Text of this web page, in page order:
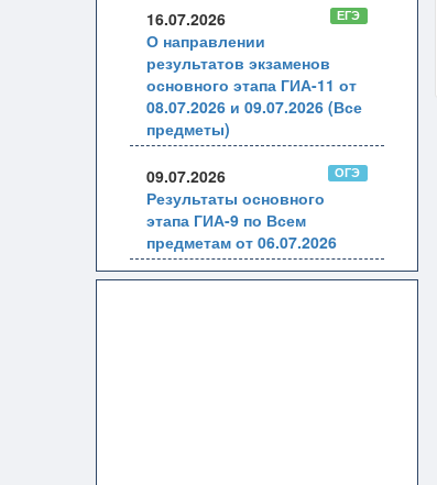
16.07.2026 ЕГЭ
О направлении
результатов экзаменов
основного этапа ГИА-11 от
08.07.2026 и 09.07.2026 (Все
предметы)
09.07.2026 ОГЭ
Результаты основного
этапа ГИА-9 по Всем
предметам от 06.07.2026